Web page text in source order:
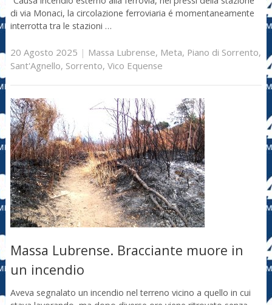
di via Monaci, la circolazione ferroviaria é momentaneamente
interrotta tra le stazioni …
20 Agosto 2025 | Massa Lubrense, Meta, Piano di Sorrento,
Sant'Agnello, Sorrento, Vico Equense
Massa Lubrense. Bracciante muore in
un incendio
Aveva segnalato un incendio nel terreno vicino a quello in cui